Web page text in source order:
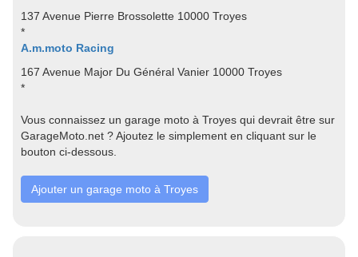
137 Avenue Pierre Brossolette 10000 Troyes
*
A.m.moto Racing
167 Avenue Major Du Général Vanier 10000 Troyes
*
Vous connaissez un garage moto à Troyes qui devrait être sur
GarageMoto.net ? Ajoutez le simplement en cliquant sur le
bouton ci-dessous.
Ajouter un garage moto à Troyes